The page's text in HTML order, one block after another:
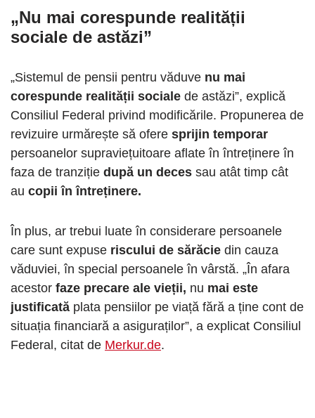
„Nu mai corespunde realității
sociale de astăzi”
„Sistemul de pensii pentru văduve nu mai
corespunde realității sociale de astăzi”, explică
Consiliul Federal privind modificările. Propunerea de
revizuire urmărește să ofere sprijin temporar
persoanelor supraviețuitoare aflate în întreținere în
faza de tranziție după un deces sau atât timp cât
au copii în întreținere.
În plus, ar trebui luate în considerare persoanele
care sunt expuse riscului de sărăcie din cauza
văduviei, în special persoanele în vârstă. „În afara
acestor faze precare ale vieții, nu mai este
justificată plata pensiilor pe viață fără a ține cont de
situația financiară a asiguraților”, a explicat Consiliul
Federal, citat de Merkur.de.